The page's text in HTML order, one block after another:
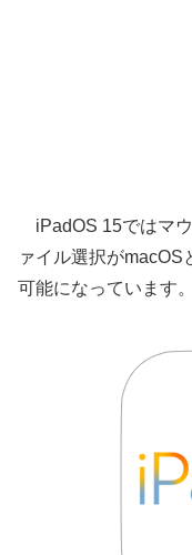
iPadOS 15ではマ
ァイル選択が
可能になっています